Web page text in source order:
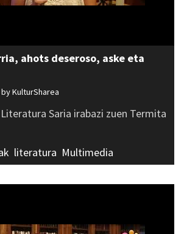
ahots deseroso, aske eta
byKulturSharea
Saria irabazi zuen Termita
literatura Multimedia